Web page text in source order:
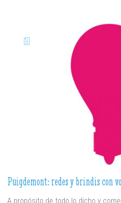
Puigdemont: redes y brindis con
A propósito de todo lo dicho y